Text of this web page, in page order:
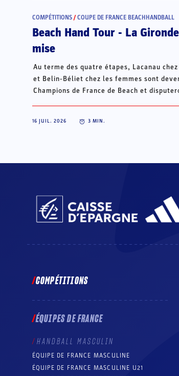
COMPÉTITIONS /COUPE DE FRANCE BEACHHANDBALL
Beach Hand Tour - La
mise
Au terme des quatre étapes, Lacanau
et Belin-Béliet chez les femmes sont
Champions de France de Beach et
16 JUIL. 2026 3 MIN.
COMPÉTITIONS
ÉQUIPES DE FRANCE
HANDBALL MASCULIN
ÉQUIPE DE FRANCE MASCULINE
ÉQUIPE DE FRANCE MASCULINE U21